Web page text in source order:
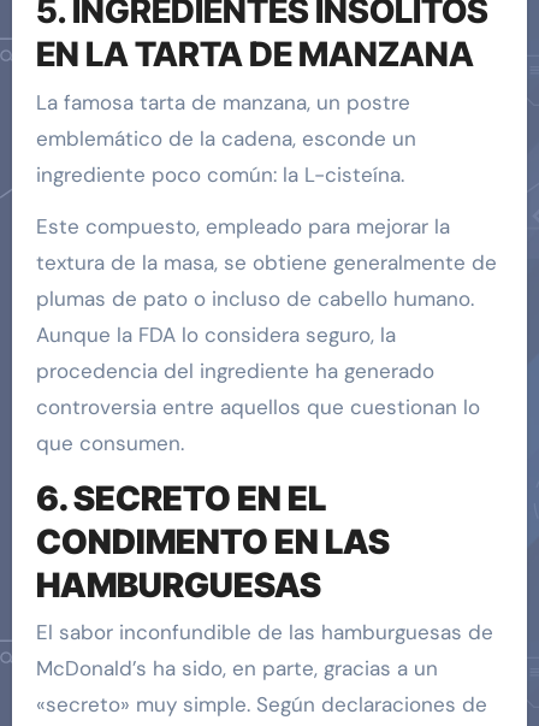
5. INGREDIENTES INSÓLITOS
EN LA TARTA DE MANZANA
La famosa tarta de manzana, un postre
emblemático de la cadena, esconde un
ingrediente poco común: la L-cisteína.
Este compuesto, empleado para mejorar la
textura de la masa, se obtiene generalmente de
plumas de pato o incluso de cabello humano.
Aunque la FDA lo considera seguro, la
procedencia del ingrediente ha generado
controversia entre aquellos que cuestionan lo
que consumen.
6. SECRETO EN EL
CONDIMENTO EN LAS
HAMBURGUESAS
El sabor inconfundible de las hamburguesas de
McDonald’s ha sido, en parte, gracias a un
«secreto» muy simple. Según declaraciones de